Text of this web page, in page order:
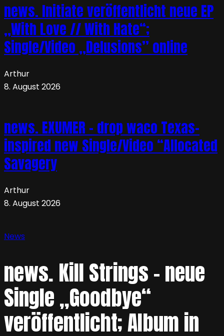
news. Initiate veröffentlicht neue EP
„With Love // With Hate“;
Single/Video „Delusions” online
Arthur
8. August 2026
news. EXUMER – drop waco Texas-
inspired new Single/Video “Allocated
Savagery
Arthur
8. August 2026
News
news. Kill Strings – neue
Single „Goodbye“
veröffentlicht; Album in